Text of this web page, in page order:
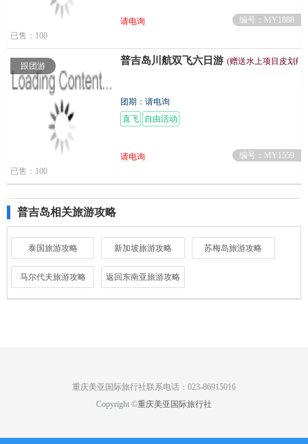
请电询
编号：MY1888
已售：100
跟团游 普吉岛川航双飞六日游 (赠送水上项目皮划艇
团期：请电询
直飞
自由活动
请电询
编号：MY1559
已售：100
普吉岛相关旅游攻略
泰国旅游攻略 新加坡旅游攻略 苏梅岛旅游攻略
马尔代夫旅游攻略 返回东南亚旅游攻略
重庆美亚国际旅行社联系电话：023-86915016
Copyright ©重庆美亚国际旅行社